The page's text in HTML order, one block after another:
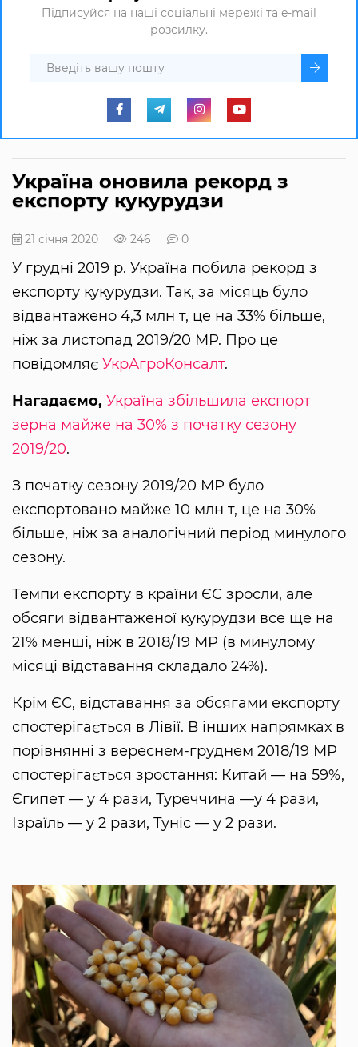
Підписуйся на наші соціальні мережі та e-mail
розсилку.
Україна оновила рекорд з
експорту кукурудзи
21 січня 2020 246 0
У грудні 2019 р. Україна побила рекорд з
експорту кукурудзи. Так, за місяць було
відвантажено 4,3 млн т, це на 33% більше,
ніж за листопад 2019/20 МР. Про це
повідомляє УкрАгроКонсалт.
Нагадаємо, Україна збільшила експорт
зерна майже на 30% з початку сезону
2019/20.
З початку сезону 2019/20 МР було
експортовано майже 10 млн т, це на 30%
більше, ніж за аналогічний період минулого
сезону.
Темпи експорту в країни ЄС зросли, але
обсяги відвантаженої кукурудзи все ще на
21% менші, ніж в 2018/19 МР (в минулому
місяці відставання складало 24%).
Крім ЄС, відставання за обсягами експорту
спостерігається в Лівії. В інших напрямках в
порівнянні з вереснем-груднем 2018/19 МР
спостерігається зростання: Китай — на 59%,
Єгипет — у 4 рази, Туреччина —у 4 рази,
Ізраїль — у 2 рази, Туніс — у 2 рази.